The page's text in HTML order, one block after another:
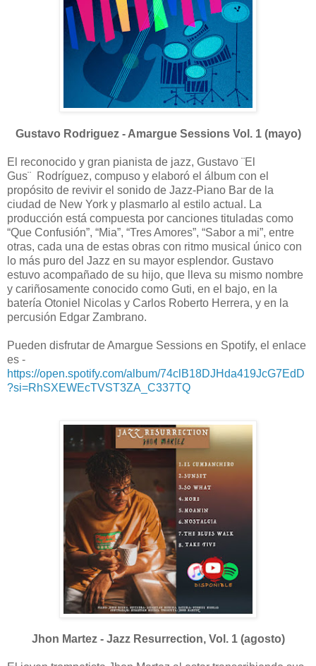
Gustavo Rodriguez - Amargue Sessions Vol. 1 (mayo)
El reconocido y gran pianista de jazz, Gustavo ¨El
Gus¨ Rodríguez, compuso y elaboró el álbum con el
propósito de revivir el sonido de Jazz-Piano Bar de la
ciudad de New York y plasmarlo al estilo actual. La
producción está compuesta por canciones tituladas como
“Que Confusión”, “Mia”, “Tres Amores”, “Sabor a mi”, entre
otras, cada una de estas obras con ritmo musical único con
lo más puro del Jazz en su mayor esplendor. Gustavo
estuvo acompañado de su hijo, que lleva su mismo nombre
y cariñosamente conocido como Guti, en el bajo, en la
batería Otoniel Nicolas y Carlos Roberto Herrera, y en la
percusión Edgar Zambrano.
Pueden disfrutar de Amargue Sessions en Spotify, el enlace
es -
https://open.spotify.com/album/74clB18DJHda419JcG7EdD
?si=RhSXEWEcTVST3ZA_C337TQ
Jhon Martez - Jazz Resurrection, Vol. 1 (agosto)